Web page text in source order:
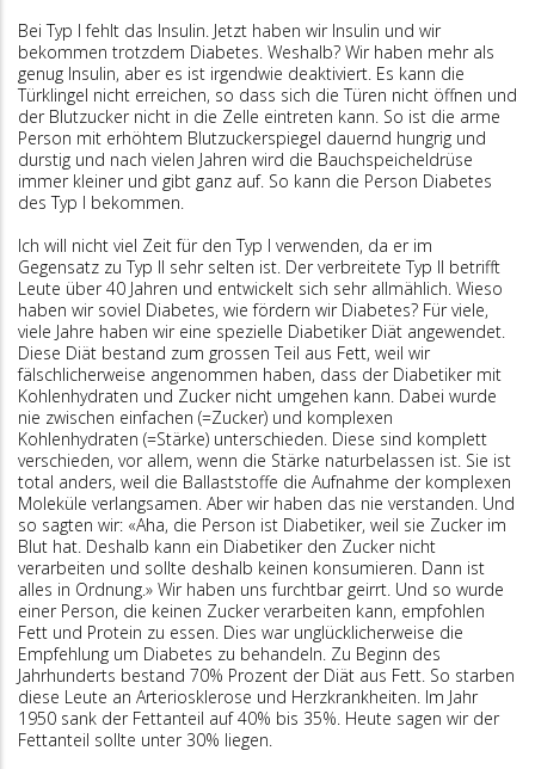
Bei Typ I fehlt das Insulin. Jetzt haben wir Insulin und wir
bekommen trotzdem Diabetes. Weshalb? Wir haben mehr als
genug Insulin, aber es ist irgendwie deaktiviert. Es kann die
Türklingel nicht erreichen, so dass sich die Türen nicht öffnen und
der Blutzucker nicht in die Zelle eintreten kann. So ist die arme
Person mit erhöhtem Blutzuckerspiegel dauernd hungrig und
durstig und nach vielen Jahren wird die Bauchspeicheldrüse
immer kleiner und gibt ganz auf. So kann die Person Diabetes
des Typ I bekommen.
Ich will nicht viel Zeit für den Typ I verwenden, da er im
Gegensatz zu Typ II sehr selten ist. Der verbreitete Typ II betrifft
Leute über 40 Jahren und entwickelt sich sehr allmählich. Wieso
haben wir soviel Diabetes, wie fördern wir Diabetes? Für viele,
viele Jahre haben wir eine spezielle Diabetiker Diät angewendet.
Diese Diät bestand zum grossen Teil aus Fett, weil wir
fälschlicherweise angenommen haben, dass der Diabetiker mit
Kohlenhydraten und Zucker nicht umgehen kann. Dabei wurde
nie zwischen einfachen (=Zucker) und komplexen
Kohlenhydraten (=Stärke) unterschieden. Diese sind komplett
verschieden, vor allem, wenn die Stärke naturbelassen ist. Sie ist
total anders, weil die Ballaststoffe die Aufnahme der komplexen
Moleküle verlangsamen. Aber wir haben das nie verstanden. Und
so sagten wir: «Aha, die Person ist Diabetiker, weil sie Zucker im
Blut hat. Deshalb kann ein Diabetiker den Zucker nicht
verarbeiten und sollte deshalb keinen konsumieren. Dann ist
alles in Ordnung.» Wir haben uns furchtbar geirrt. Und so wurde
einer Person, die keinen Zucker verarbeiten kann, empfohlen
Fett und Protein zu essen. Dies war unglücklicherweise die
Empfehlung um Diabetes zu behandeln. Zu Beginn des
Jahrhunderts bestand 70% Prozent der Diät aus Fett. So starben
diese Leute an Arteriosklerose und Herzkrankheiten. Im Jahr
1950 sank der Fettanteil auf 40% bis 35%. Heute sagen wir der
Fettanteil sollte unter 30% liegen.